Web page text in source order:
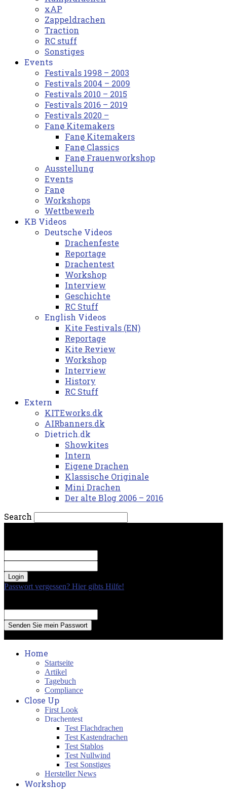
xAP
Zappeldrachen
Traction
RC stuff
Sonstiges
Events
Festivals 1998 – 2003
Festivals 2004 – 2009
Festivals 2010 – 2015
Festivals 2016 – 2019
Festivals 2020 –
Fanø Kitemakers
Fanø Kitemakers
Fanø Classics
Fanø Frauenworkshop
Ausstellung
Events
Fanø
Workshops
Wettbewerb
KB Videos
Deutsche Videos
Drachenfeste
Reportage
Drachentest
Workshop
Interview
Geschichte
RC Stuff
English Videos
Kite Festivals (EN)
Reportage
Kite Review
Workshop
Interview
History
RC Stuff
Extern
KITEworks.dk
AIRbanners.dk
Dietrich.dk
Showkites
Intern
Eigene Drachen
Klassische Originale
Mini Drachen
Der alte Blog 2006 – 2016
Search
Passwort vergessen? Hier gibts Hilfe!
Home
Startseite
Artikel
Tagebuch
Compliance
Close Up
First Look
Drachentest
Test Flachdrachen
Test Kastendrachen
Test Stablos
Test Nullwind
Test Sonstiges
Hersteller News
Workshop